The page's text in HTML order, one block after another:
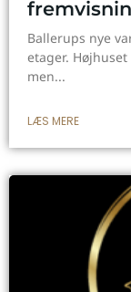
Ballerups nye
etager.
men
LÆS MERE